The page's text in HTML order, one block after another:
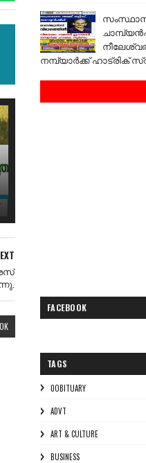
നമ്പ്യാർക്ക് ഹാട്രിക്
FACEBOOK
TAGS
0OBITUARY
ADVT
ART & CULTURE
BUSINESS